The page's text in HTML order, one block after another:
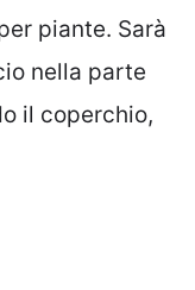
piante. Sarà
nella parte
il coperchio,